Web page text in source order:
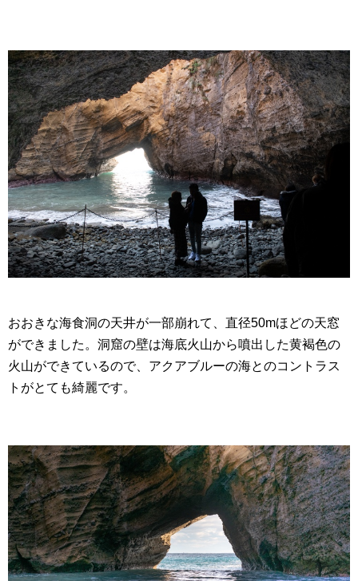
おおきな海食洞の天井が一部崩れて、直径50mほどの天窓
ができました。洞窟の壁は海底火山から噴出した黄褐色の
火山ができているので、アクアブルーの海とのコントラス
トがとても綺麗です。